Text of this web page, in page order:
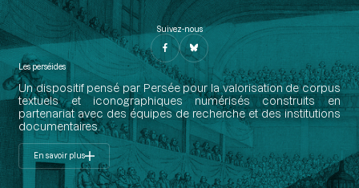
Suivez-nous
Les perséides
Un dispositif pensé par Persée pour la valorisation de corpus
textuels et iconographiques numérisés construits en
partenariat avec des équipes de recherche et des institutions
documentaires.
En savoir plus